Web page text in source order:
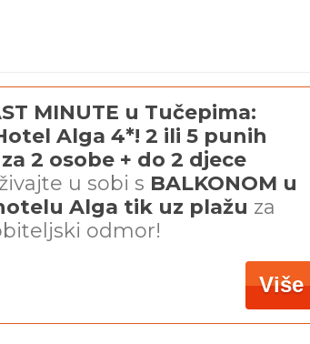
MINUTE u Tučepima:
Alga 4*! 2 ili 5 punih
2 osobe + do 2 djece
u sobi s BALKONOM u
Alga tik uz plažu za
odmor!
Više